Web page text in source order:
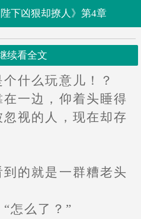
下凶狠却撩人》第4章
续看全文
什么玩意儿！？
一边，仰着头睡得
视的人，现在却存
的就是一群糟老头
怎么了？”